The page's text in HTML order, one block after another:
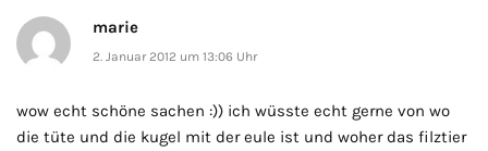
marie
2. Januar 2012 um 13:06 Uhr
wow echt schöne sachen :)) ich wüsste echt gerne von wo
die tüte und die kugel mit der eule ist und woher das filztier